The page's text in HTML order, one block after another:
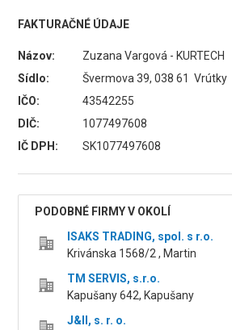
FAKTURAČNÉ ÚDAJE
Názov:
Zuzana Vargová - KURTECH
Sídlo:
Švermova 39, 038 61 Vrútky
IČO:
43542255
DIČ:
1077497608
IČ DPH:
SK1077497608
PODOBNÉ FIRMY V OKOLÍ
ISAKS TRADING, spol. s r.o.
Krivánska 1568/2 , Martin
TM SERVIS, s.r.o.
Kapušany 642, Kapušany
J&II, s. r. o.